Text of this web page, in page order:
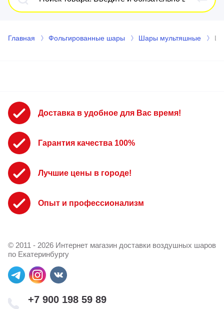
Главная Фольгированные шары Шары мультяшные
Доставка в удобное для Вас время!
Гарантия качества 100%
Лучшие цены в городе!
Опыт и профессионализм
© 2011 - 2026 Интернет магазин доставки воздушных шаров
по Екатеринбургу
+7 900 198 59 89